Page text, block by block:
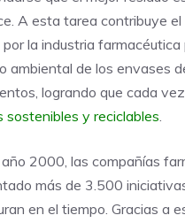
A esta tarea contribuye
la industria farmacéutica
ambiental de los envases
logrando que cada
sostenibles y reciclables.
2000, las compañías
más de 3.500
en el tiempo. Gracias a